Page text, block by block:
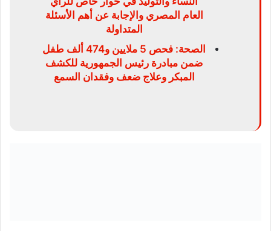
العام المصري والإجابة عن أهم الأسئلة
المتداولة
الصحة: فحص 5 ملايين و474 ألف طفل
ضمن مبادرة رئيس الجمهورية للكشف
المبكر وعلاج ضعف وفقدان السمع